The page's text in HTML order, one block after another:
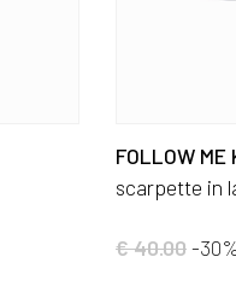
FOLLOW ME
scarpette in
€ 40.00-